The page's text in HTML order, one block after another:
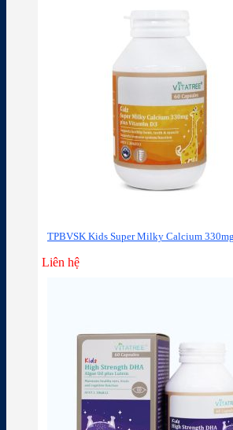
TPBVSK Kids Super Milky Calcium
Liên hệ